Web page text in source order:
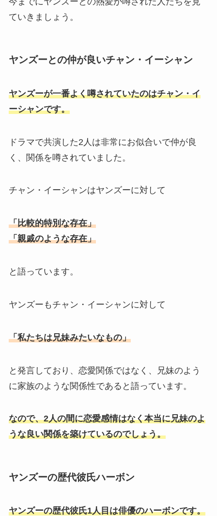
ていきましょう。
ヤンズーとの仲が良いチャン・イーシャン
ヤンズーが一番よく噂されていたのはチャン・イ
ーシャンです。
ドラマで共演した2人は非常にお似合いで仲が良
く、関係を噂されていました。
チャン・イーシャンはヤンズーに対して
「比較的特別な存在」
「親戚のような存在」
と語っています。
ヤンズーもチャン・イーシャンに対して
「私たちは兄妹みたいなもの」
と発言しており、恋愛関係ではなく、兄妹のよう
に家族のような関係性であると語っています。
なので、2人の間に恋愛感情はなく本当に兄妹のよ
うな良い関係を築けているのでしょう。
ヤンズーの歴代彼氏ハーボン
ヤンズーの歴代彼氏1人目は俳優のハーボンです。